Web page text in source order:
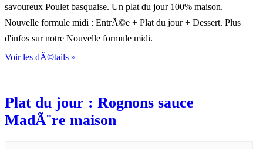
savoureux Poulet basquaise. Un plat du jour 100% maison.
Nouvelle formule midi : EntrÃ©e + Plat du jour + Dessert. Plus
d'infos sur notre Nouvelle formule midi.
Voir les dÃ©tails »
Plat du jour : Rognons sauce
MadÃ¨re maison